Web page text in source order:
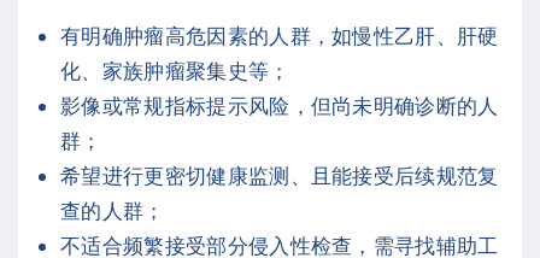
有明确肿瘤高危因素的人群，如慢性乙肝、肝硬
化、家族肿瘤聚集史等；
影像或常规指标提示风险，但尚未明确诊断的人
群；
希望进行更密切健康监测、且能接受后续规范复
查的人群；
不适合频繁接受部分侵入性检查，需寻找辅助工